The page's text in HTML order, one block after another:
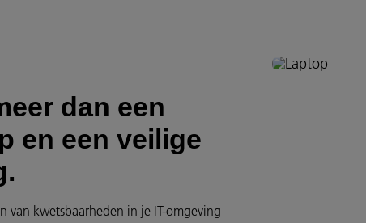
dan een
en een veilige
van kwetsbaarheden in je IT-omgeving